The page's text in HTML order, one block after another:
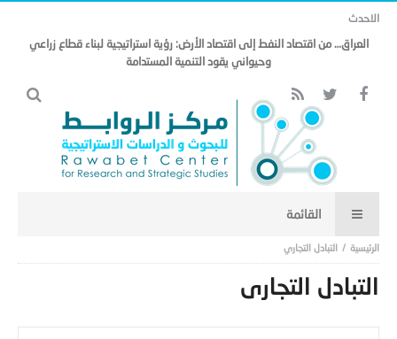
الاحدث
العراق… من اقتصاد النفط إلى اقتصاد الأرض: رؤية استراتيجية لبناء قطاع زراعي
وحيواني يقود التنمية المستدامة
التبادل التجاري
التبادل التجاري